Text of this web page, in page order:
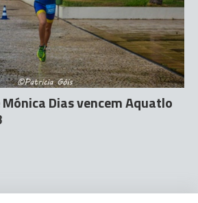
Dias vencem Aquatlo